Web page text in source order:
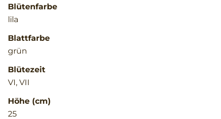
Blütenfarbe
lila
Blattfarbe
grün
Blütezeit
VI, VII
Höhe (cm)
25